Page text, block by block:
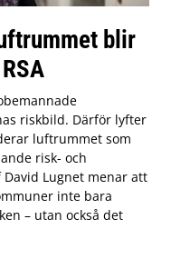
blir
riskbild. Därför lyfter
luftrummet som
risk- och
Lugnet menar att
inte bara
– utan också det